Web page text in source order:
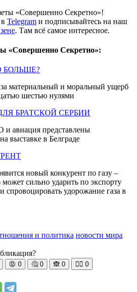
«Совершенно Секретно»!
Telegram и подписывайтесь на наш
. Там всё самое интересное.
«Совершенно Секретно»:
материальный и моральный ущерб
шестью нулями
БРАТСКОЙ СЕРБИИ
авиация представлены
выставке в Белграде
новый конкурент по газу –
сильно ударить по экспорту
спровоцировать удорожание газа в
и политика новости мира
😡 0 🤔 0 🙈 0 🧘‍♀️ 0